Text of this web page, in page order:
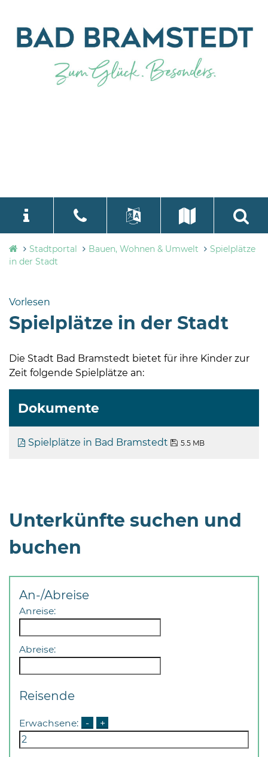
Stadtverwaltung
Bad
Bleeck 15-
24576 Bad
04192-
506-
zentrale@badbramstedt.de
Do
language
Select Language
Stadtportal Bauen, Wohnen & Umwelt
Spielplätze
in der Stadt
Vorlesen
Spielplätze in der Stadt
Die Stadt Bad Bramstedt bietet für ihre Kinder zur
Zeit folgende Spielplätze an:
Dokumente
Spielplätze in Bad Bramstedt 5.5 MB
Unterkünfte suchen und
buchen
An-/Abreise
Anreise:
Abreise:
Reisende
Erwachsene: - +